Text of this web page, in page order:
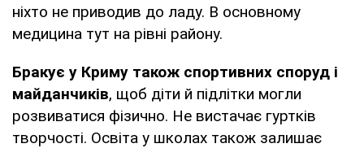
ніхто не приводив до ладу. В основному
медицина тут на рівні району.
Бракує у Криму також спортивних споруд і
майданчиків, щоб діти й підлітки могли
розвиватися фізично. Не вистачає гуртків
творчості. Освіта у школах також залишає